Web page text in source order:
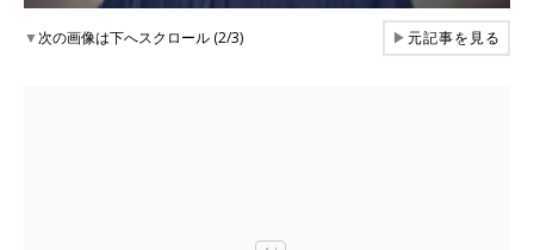
▼次の画像は下へスクロール (2/3) ▶元記事を見る